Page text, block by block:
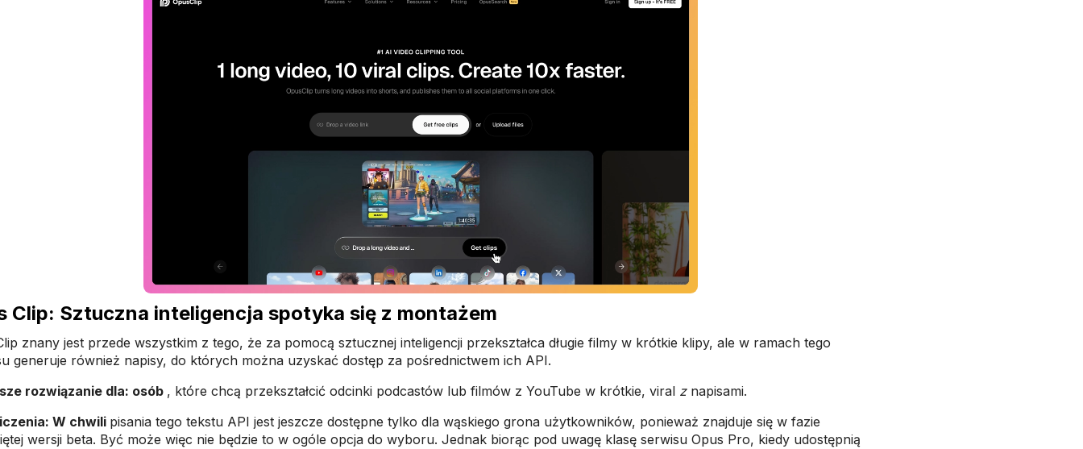
Clip: Sztuczna inteligencja spotyka się z montażem
znany jest przede wszystkim z tego, że za pomocą sztucznej inteligencji przekształca długie filmy w krótkie klipy, ale w ramach tego
generuje również napisy, do których można uzyskać dostęp za pośrednictwem ich API.
rozwiązanie dla: osób , które chcą przekształcić odcinki podcastów lub filmów z YouTube w krótkie, viral znapisami.
W chwili pisania tego tekstu API jest jeszcze dostępne tylko dla wąskiego grona użytkowników, ponieważ znajduje się w fazie
wersji beta. Być może więc nie będzie to w ogóle opcja do wyboru. Jednak biorąc pod uwagę klasę serwisu Opus Pro, kiedy udostępnią